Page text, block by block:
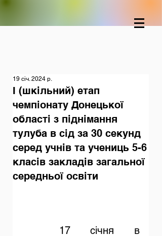
І (шкільний) етап
чемпіонату Донецької
області з піднімання
тулуба в сід за 30 секунд
серед учнів та учениць 5-6
класів закладів загальної
середньої освіти
19 січ. 2024 р.